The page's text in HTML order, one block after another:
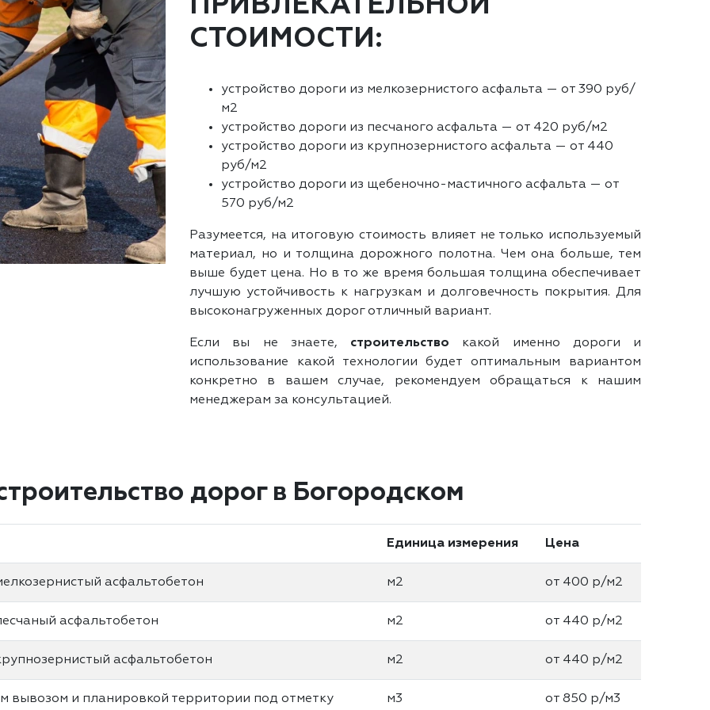
ПРИВЛЕКАТЕЛЬНОЙ
СТОИМОСТИ:
устройство дороги из мелкозернистого асфальта — от 390 руб/
м2
устройство дороги из песчаного асфальта — от 420 руб/м2
устройство дороги из крупнозернистого асфальта — от 440
руб/м2
устройство дороги из щебеночно-мастичного асфальта — от
570 руб/м2
Разумеется, на итоговую стоимость влияет не только используемый
материал, но и толщина дорожного полотна. Чем она больше, тем
выше будет цена. Но в то же время большая толщина обеспечивает
лучшую устойчивость к нагрузкам и долговечность покрытия. Для
высоконагруженных дорог отличный вариант.
Если вы не знаете, строительство какой именно дороги и
использование какой технологии будет оптимальным вариантом
конкретно в вашем случае, рекомендуем обращаться к нашим
менеджерам за консультацией.
дорог в Богородском
Единица измерения Цена
асфальтобетон м2 от 400 р/м2
асфальтобетон м2 от 440 р/м2
асфальтобетон м2 от 440 р/м2
вывозом и планировкой территории под отметку м3 от 850 р/м3